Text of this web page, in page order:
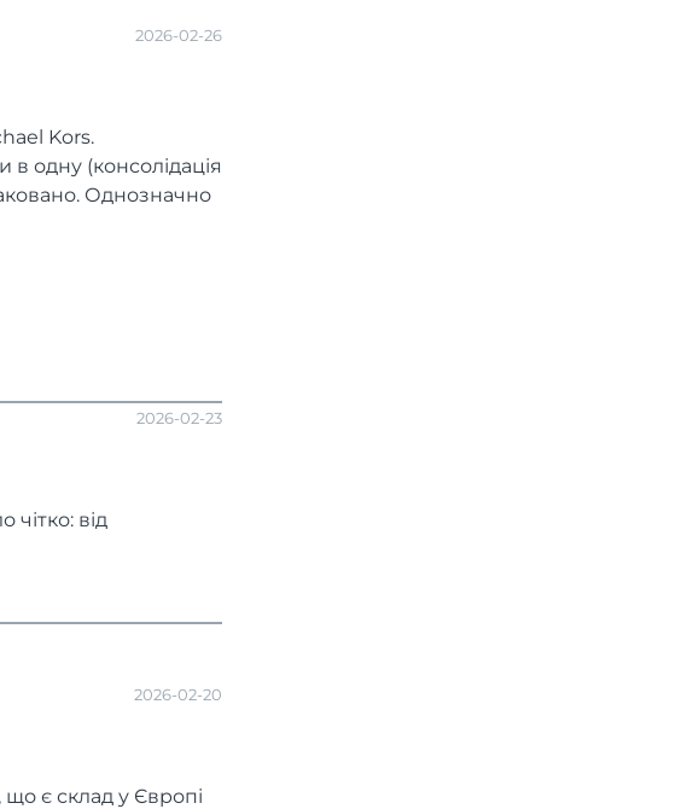
2026-02-26
Kors.
одну (консолідація
Однозначно
2026-02-23
від
2026-02-20
є склад у Європі